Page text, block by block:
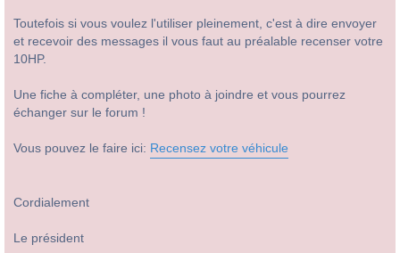
Toutefois si vous voulez l'utiliser pleinement, c'est à dire envoyer
et recevoir des messages il vous faut au préalable recenser votre
10HP.
Une fiche à compléter, une photo à joindre et vous pourrez
échanger sur le forum !
Vous pouvez le faire ici: Recensez votre véhicule
Cordialement
Le président